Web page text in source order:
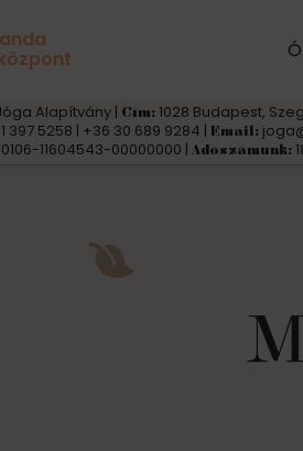
Alapítvány | Cím: 1028 Budapest,
397 5258 | +36 30 689 9284 | Email:
11604543-00000000 | Adószámunk: